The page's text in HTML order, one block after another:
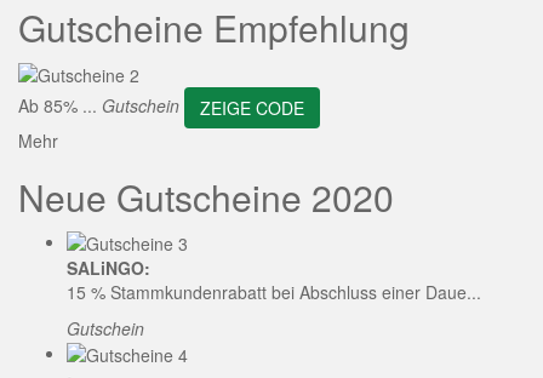
Gutscheine Empfehlung
Ab 85% ... Gutschein
ZEIGE CODE
Mehr
Neue Gutscheine 2020
SALiNGO:
15 % Stammkundenrabatt bei Abschluss einer Daue...
Gutschein